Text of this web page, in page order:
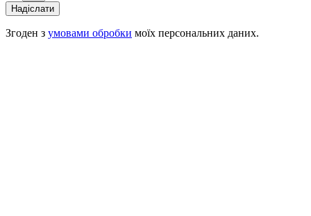
Надіслати
Згоден з умовами обробки моїх персональних даних.